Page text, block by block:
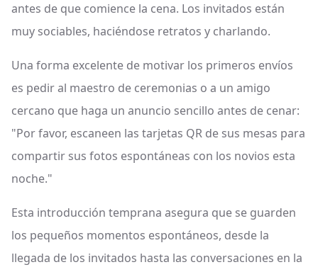
antes de que comience la cena. Los invitados están
muy sociables, haciéndose retratos y charlando.
Una forma excelente de motivar los primeros envíos
es pedir al maestro de ceremonias o a un amigo
cercano que haga un anuncio sencillo antes de cenar:
"Por favor, escaneen las tarjetas QR de sus mesas para
compartir sus fotos espontáneas con los novios esta
noche."
Esta introducción temprana asegura que se guarden
los pequeños momentos espontáneos, desde la
llegada de los invitados hasta las conversaciones en la